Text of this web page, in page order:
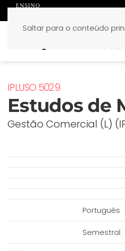
Saltar para o conteúdo
IPLUSO 5029
Estudos de
Gestão Comercial (L)
Português
Semestral